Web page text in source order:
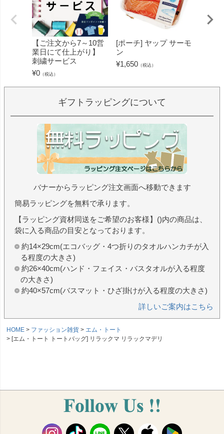
【ご注文から7～10営
業日にて仕上がり】
刺繍サービス
¥0 （税込）
[ポーチ] ヤップ サーモ
ン
¥1,650 （税込）
ギフトラッピングについて
バナーからラッピング注文画面へ移動できます
簡易ラッピングを無料で承ります。
【ラッピング資材同送をご希望のお客様】()内の商品は、
袋に入る商品の目安となっております。
約14×29cm(エコバッグ・4つ折りのタオルハンカチが入
る程度の大きさ)
約26×40cm(ハンド・フェイス・バスタオルが入る程度
の大きさ)
約40×57cm(バスマット・ひざ掛けが入る程度の大きさ)
詳しいご案内はこちら
HOME ファッション雑貨
エム・トート
[エム・トート トートバッグ] リラックマ リラックマデリ